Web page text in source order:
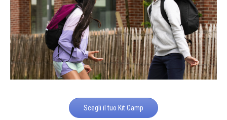
Scegli il tuo Kit Camp